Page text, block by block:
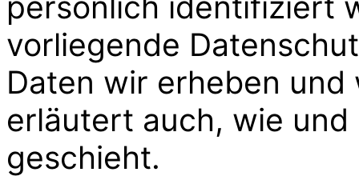
vorliegende
Daten wir erheben
erläutert auch, wie
geschieht.